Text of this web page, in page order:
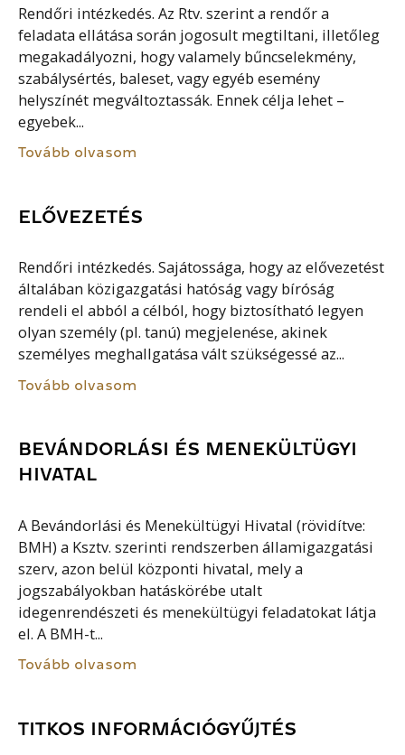
Rendőri intézkedés. Az Rtv. szerint a rendőr a
feladata ellátása során jogosult megtiltani, illetőleg
megakadályozni, hogy valamely bűncselekmény,
szabálysértés, baleset, vagy egyéb esemény
helyszínét megváltoztassák. Ennek célja lehet –
egyebek...
Tovább olvasom
ELŐVEZETÉS
Rendőri intézkedés. Sajátossága, hogy az elővezetést
általában közigazgatási hatóság vagy bíróság
rendeli el abból a célból, hogy biztosítható legyen
olyan személy (pl. tanú) megjelenése, akinek
személyes meghallgatása vált szükségessé az...
Tovább olvasom
BEVÁNDORLÁSI ÉS MENEKÜLTÜGYI
HIVATAL
A Bevándorlási és Menekültügyi Hivatal (rövidítve:
BMH) a Ksztv. szerinti rendszerben államigazgatási
szerv, azon belül központi hivatal, mely a
jogszabályokban hatáskörébe utalt
idegenrendészeti és menekültügyi feladatokat látja
el. A BMH-t...
Tovább olvasom
TITKOS INFORMÁCIÓGYŰJTÉS